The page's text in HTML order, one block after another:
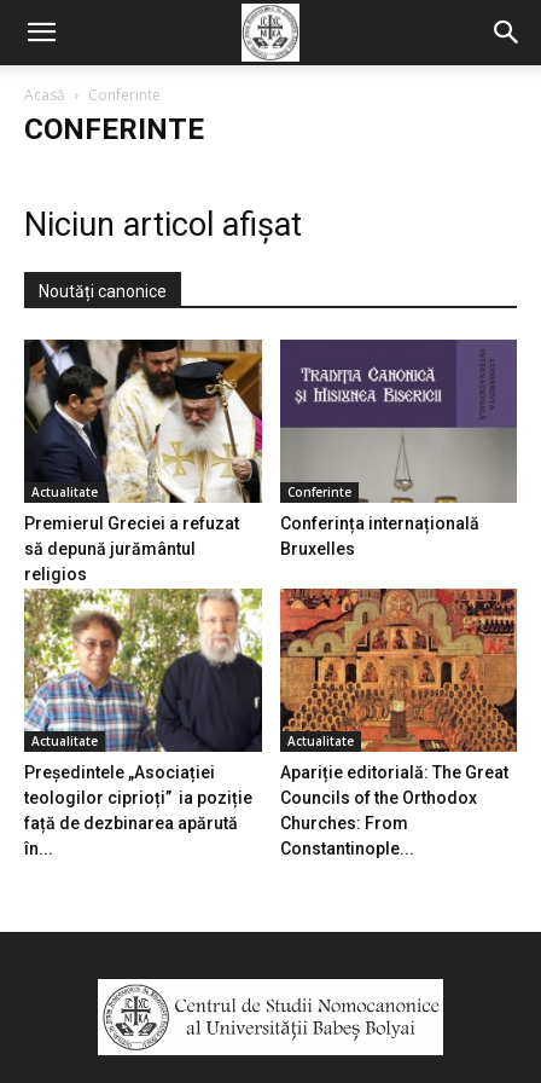
Acasă Conferinte
CONFERINTE
Niciun articol afișat
Noutăți canonice
Actualitate
Premierul Greciei a refuzat
să depună jurământul
religios
Conferinte
Conferința internațională
Bruxelles
Actualitate
Președintele „Asociației
teologilor ciprioți” ia poziție
față de dezbinarea apărută
în...
Actualitate
Apariție editorială: The Great
Councils of the Orthodox
Churches: From
Constantinople...